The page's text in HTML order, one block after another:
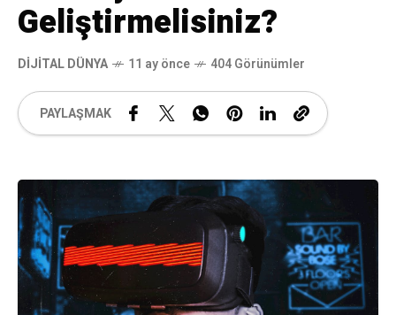
Geliştirmelisiniz?
DIJITAL DÜNYA 11 ay önce 404 Görünümler
PAYLAŞMAK